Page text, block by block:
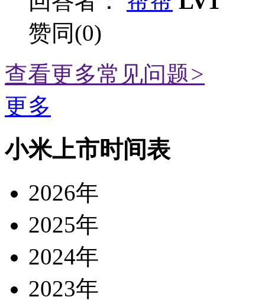
赞同(0)
查看更多常见问题>
更多
小米上市时间表
2026年
2025年
2024年
2023年